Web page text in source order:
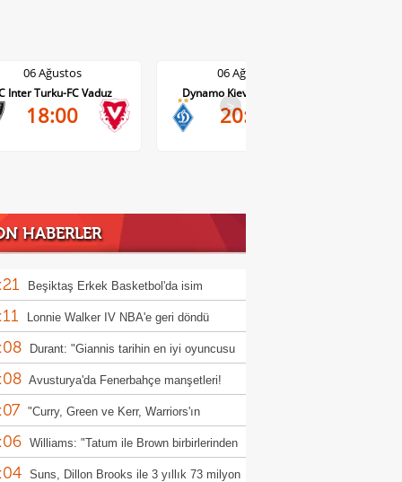
06 Ağustos
Dynamo Kiev-Qarabag FK
20:00
FC Twente-Dunajska Streda
>
HABERLER
Beşiktaş Erkek Basketbol'da isim
gelişmesi!
Lonnie Walker IV NBA'e geri döndü
Durant: "Giannis tarihin en iyi oyuncusu
Avusturya'da Fenerbahçe manşetleri!
"Curry, Green ve Kerr, Warriors'ın
kabullendi" iddiası
Williams: "Tatum ile Brown birbirlerinden
değildi"
Suns, Dillon Brooks ile 3 yıllık 73 milyon